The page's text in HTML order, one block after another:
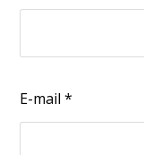
E-mail*